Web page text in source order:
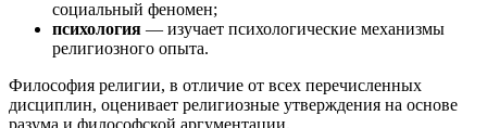
социальный феномен;
психология — изучает психологические механизмы
религиозного опыта.
Философия религии, в отличие от всех перечисленных
дисциплин, оценивает религиозные утверждения на основе
разума и философской аргументации.